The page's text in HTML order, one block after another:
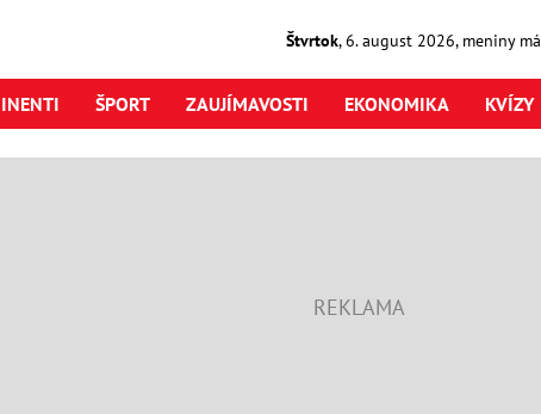
Štvrtok,6. august2026, meniny má
ŠPORT ZAUJÍMAVOSTI EKONOMIKA KVÍZY